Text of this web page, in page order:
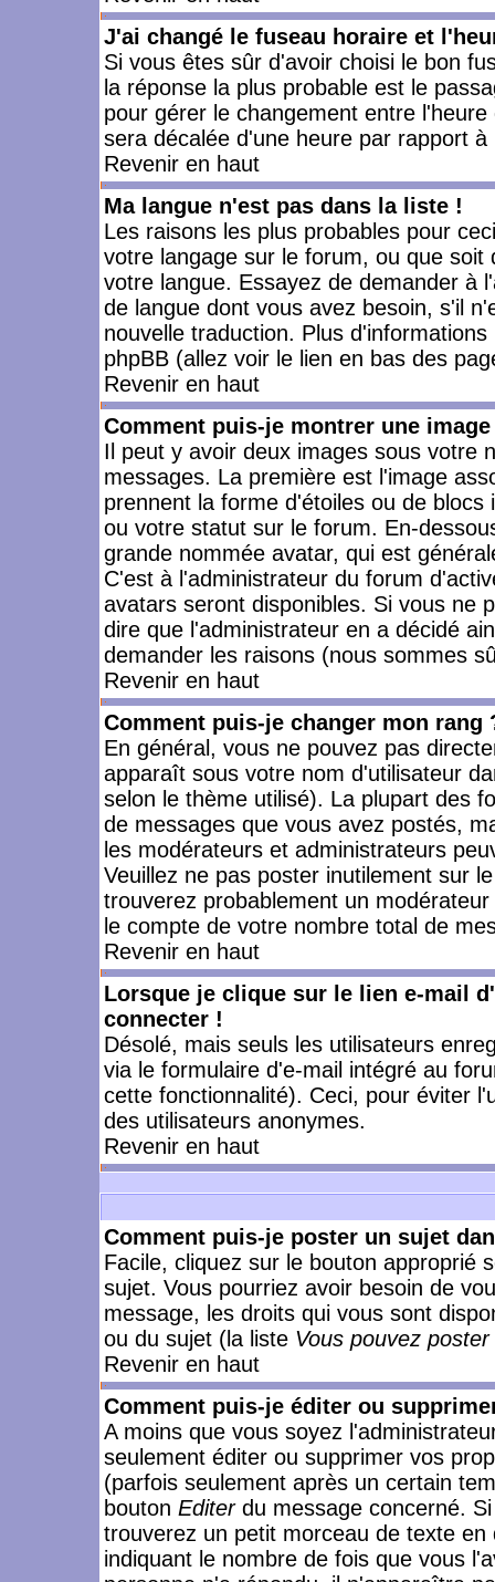
J'ai changé le fuseau horaire et
Si vous êtes sûr d'avoir choisi le bon
la réponse la plus probable est le
pour gérer le changement entre
sera décalée d'une heure par rapport à
Revenir en haut
Ma langue n'est pas dans la liste !
Les raisons les plus probables pour
votre langage sur le forum, ou que
votre langue. Essayez de demander à
de langue dont vous avez besoin, s'il
nouvelle traduction. Plus
phpBB (allez voir le lien en bas des
Revenir en haut
Comment puis-je montrer une
Il peut y avoir deux images sous votre
messages. La première est l'image
prennent la forme d'étoiles ou de
ou votre statut sur le forum. En-
grande nommée avatar, qui est
C'est à l'administrateur du forum
avatars seront disponibles. Si vous ne
dire que l'administrateur en a décidé
demander les raisons (nous sommes
Revenir en haut
Comment puis-je changer mon rang
En général, vous ne pouvez pas
apparaît sous votre nom d'utilisateur
selon le thème utilisé). La plupart des
de messages que vous avez postés,
les modérateurs et administrateurs
Veuillez ne pas poster inutilement sur
trouverez probablement un
le compte de votre nombre total de
Revenir en haut
Lorsque je clique sur le lien e-mail
connecter !
Désolé, mais seuls les utilisateurs
via le formulaire d'e-mail intégré au
cette fonctionnalité). Ceci, pour éviter
des utilisateurs anonymes.
Revenir en haut
Comment puis-je poster un sujet
Facile, cliquez sur le bouton approprié
sujet. Vous pourriez avoir besoin de
message, les droits qui vous sont
ou du sujet (la liste Vous pouvez
Revenir en haut
Comment puis-je éditer ou
A moins que vous soyez
seulement éditer ou supprimer vos
(parfois seulement après un certain
bouton Editerdu message concerné.
trouverez un petit morceau de texte
indiquant le nombre de fois que vous